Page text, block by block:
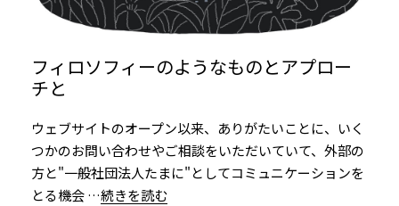
フィロソフィーのようなものとアプロー
チと
ウェブサイトのオープン以来、ありがたいことに、いく
つかのお問い合わせやご相談をいただいていて、外部の
方と"一般社団法人たまに"としてコミュニケーションを
とる機会…続きを読む